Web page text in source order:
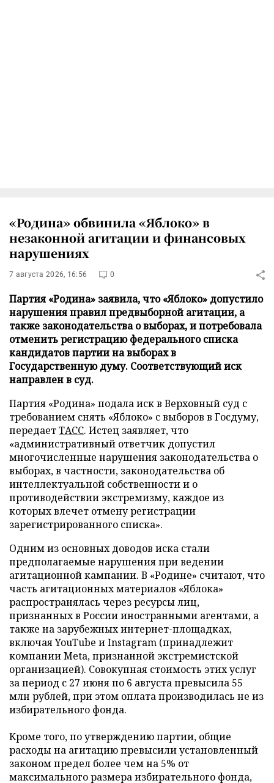
«Родина» обвинила «Яблоко» в
незаконной агитации и финансовых
нарушениях
7 августа 2026, 16:56 0
Партия «Родина» заявила, что «Яблоко» допустило
нарушения правил предвыборной агитации, а
также законодательства о выборах, и потребовала
отменить регистрацию федерального списка
кандидатов партии на выборах в
Государственную думу. Соответствующий иск
направлен в суд.
Партия «Родина» подала иск в Верховный суд с
требованием снять «Яблоко» с выборов в Госдуму,
передаетТАСС. Истец заявляет, что
«административный ответчик допустил
многочисленные нарушения законодательства о
выборах, в частности, законодательства об
интеллектуальной собственности и о
противодействии экстремизму, каждое из
которых влечет отмену регистрации
зарегистрированного списка».
Одним из основных доводов иска стали
предполагаемые нарушения при ведении
агитационной кампании. В «Родине» считают, что
часть агитационных материалов «Яблока»
распространялась через ресурсы лиц,
признанных в России иностранными агентами, а
также на зарубежных интернет-площадках,
включая YouTube и Instagram (принадлежит
компании Meta, признанной экстремистской
организацией). Совокупная стоимость этих услуг
за период с 27 июня по 6 августа превысила 55
млн рублей, при этом оплата производилась не из
избирательного фонда.
Кроме того, по утверждению партии, общие
расходы на агитацию превысили установленный
законом предел более чем на 5% от
максимального размера избирательного фонда,